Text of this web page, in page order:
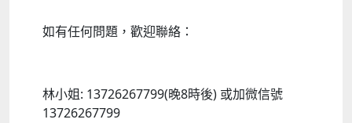
如有任何問題，歡迎聯絡：
林小姐: 13726267799(晚8時後) 或加微信號
13726267799